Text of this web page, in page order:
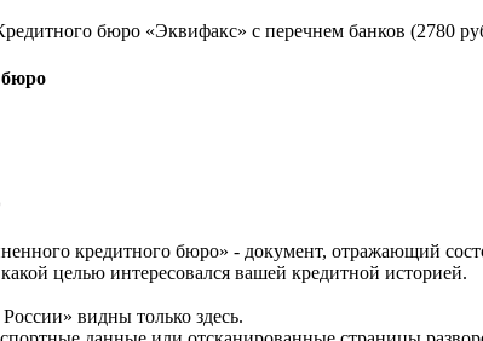
бюро «Эквифакс» с перечнем банков (2780
бюро
кредитного бюро» - документ, отражающий
целью интересовался вашей кредитной историей.
видны только здесь.